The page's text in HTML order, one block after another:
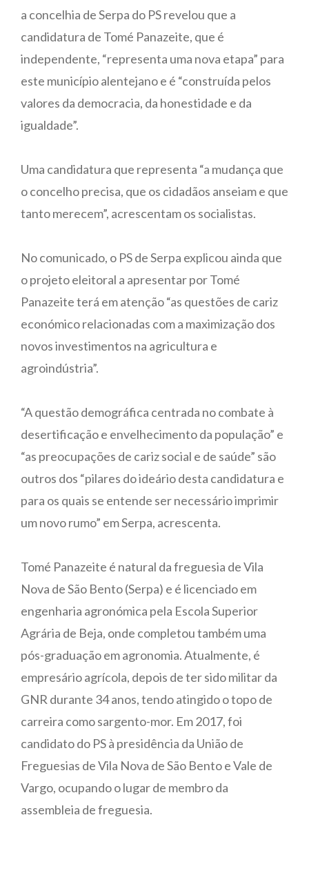
a concelhia de Serpa do PS revelou que a
candidatura de Tomé Panazeite, que é
independente, “representa uma nova etapa” para
este município alentejano e é “construída pelos
valores da democracia, da honestidade e da
igualdade”.
Uma candidatura que representa “a mudança que
o concelho precisa, que os cidadãos anseiam e que
tanto merecem”, acrescentam os socialistas.
No comunicado, o PS de Serpa explicou ainda que
o projeto eleitoral a apresentar por Tomé
Panazeite terá em atenção “as questões de cariz
económico relacionadas com a maximização dos
novos investimentos na agricultura e
agroindústria”.
“A questão demográfica centrada no combate à
desertificação e envelhecimento da população” e
“as preocupações de cariz social e de saúde” são
outros dos “pilares do ideário desta candidatura e
para os quais se entende ser necessário imprimir
um novo rumo” em Serpa, acrescenta.
Tomé Panazeite é natural da freguesia de Vila
Nova de São Bento (Serpa) e é licenciado em
engenharia agronómica pela Escola Superior
Agrária de Beja, onde completou também uma
pós-graduação em agronomia. Atualmente, é
empresário agrícola, depois de ter sido militar da
GNR durante 34 anos, tendo atingido o topo de
carreira como sargento-mor. Em 2017, foi
candidato do PS à presidência da União de
Freguesias de Vila Nova de São Bento e Vale de
Vargo, ocupando o lugar de membro da
assembleia de freguesia.